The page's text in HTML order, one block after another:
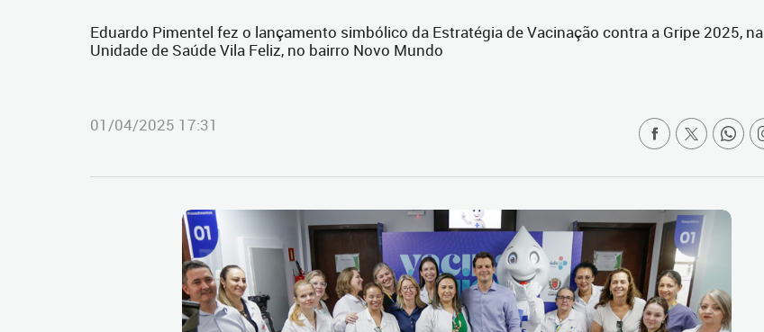
Eduardo Pimentel fez o lançamento simbólico da Estratégia de Vacinação contra a Gripe 2025, na
Unidade de Saúde Vila Feliz, no bairro Novo Mundo
01/04/2025 17:31